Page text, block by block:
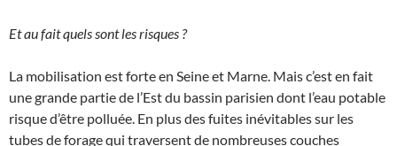
Et au fait quels sont les risques ?
La mobilisation est forte en Seine et Marne. Mais c’est en fait
une grande partie de l’Est du bassin parisien dont l’eau potable
risque d’être polluée. En plus des fuites inévitables sur les
tubes de forage qui traversent de nombreuses couches